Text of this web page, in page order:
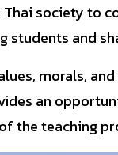
society to
students and
morals,
an
the teaching